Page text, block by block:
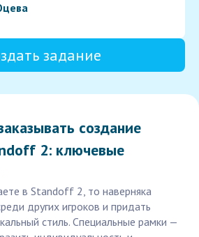
задание
создание
2: ключевые
в Standoff 2, то наверняка
других игроков и придать
стиль. Специальные рамки —